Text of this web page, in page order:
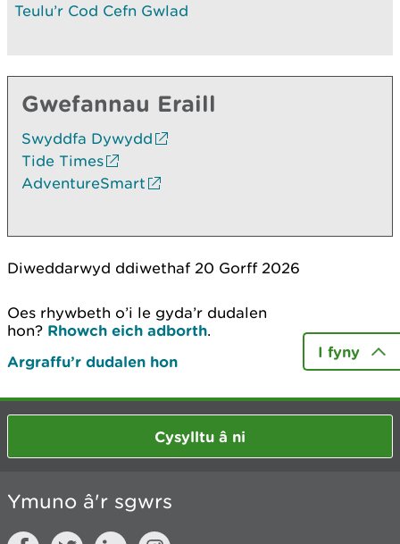
Teulu’r Cod Cefn Gwlad
Gwefannau Eraill
Swyddfa Dywydd
Tide Times
AdventureSmart
Diweddarwyd ddiwethaf 20 Gorff 2026
Oes rhywbeth o’i le gyda’r dudalen
hon? Rhowch eich adborth.
Argraffu’r dudalen hon
I fyny
Cysylltu â ni
Ymuno â'r sgwrs